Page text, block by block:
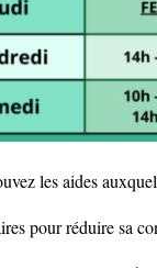
les aides
pour réduire sa